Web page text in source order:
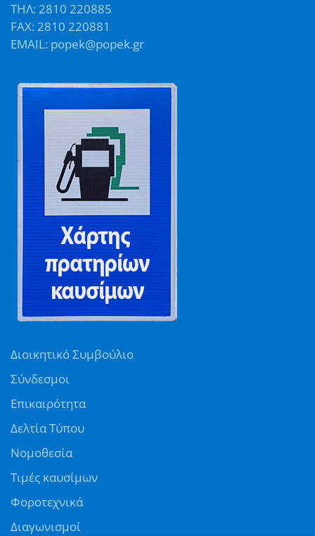
ΤΗΛ: 2810 220885
FAX: 2810 220881
EMAIL: popek@popek.gr
Διοικητικό Συμβούλιο
Σύνδεσμοι
Επικαιρότητα
Δελτία Τύπου
Νομοθεσία
Τιμές καυσίμων
Φοροτεχνικά
Διαγωνισμοί